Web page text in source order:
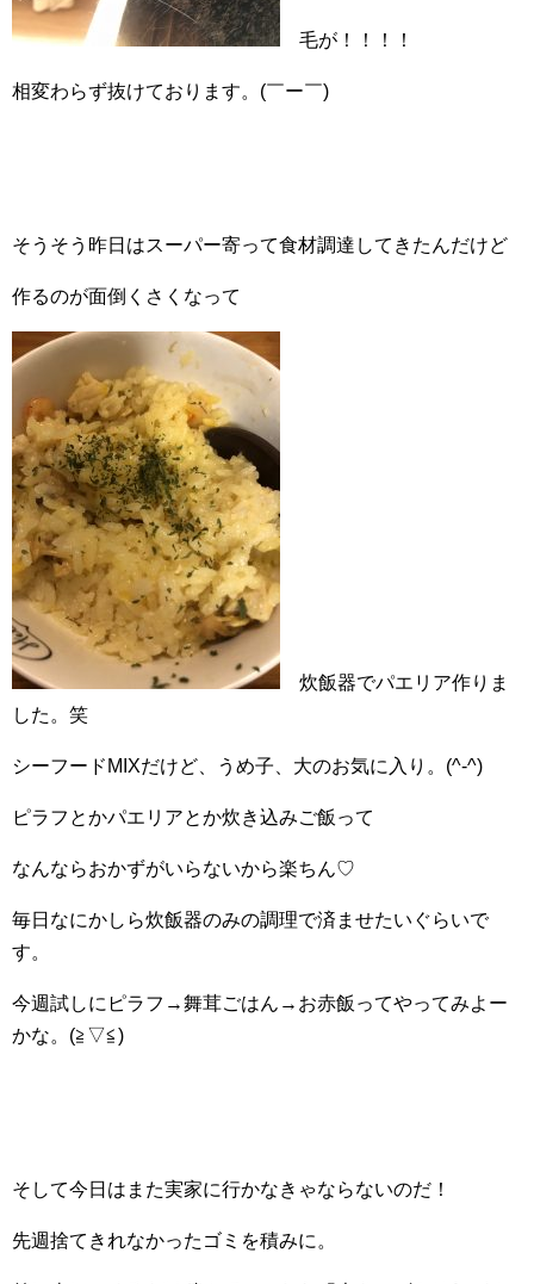
毛が！！！！
相変わらず抜けております。(￣ー￣)
そうそう昨日はスーパー寄って食材調達してきたんだけど
作るのが面倒くさくなって
炊飯器でパエリア作りま
した。笑
シーフードMIXだけど、うめ子、大のお気に入り。(^-^)
ピラフとかパエリアとか炊き込みご飯って
なんならおかずがいらないから楽ちん♡
毎日なにかしら炊飯器のみの調理で済ませたいぐらいで
す。
今週試しにピラフ→舞茸ごはん→お赤飯ってやってみよー
かな。(≧▽≦)
そして今日はまた実家に行かなきゃならないのだ！
先週捨てきれなかったゴミを積みに。